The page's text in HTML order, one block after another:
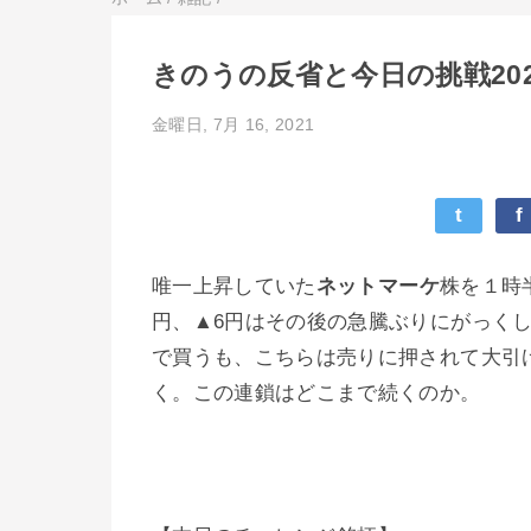
きのうの反省と今日の挑戦
金曜日, 7月 16, 2021
t f
唯一上昇していた ネットマーケ株を１時
円、▲6円はその後の急騰ぶりにがっく
で買うも、こちらは売りに押されて大
く。この連鎖はどこまで続くのか。